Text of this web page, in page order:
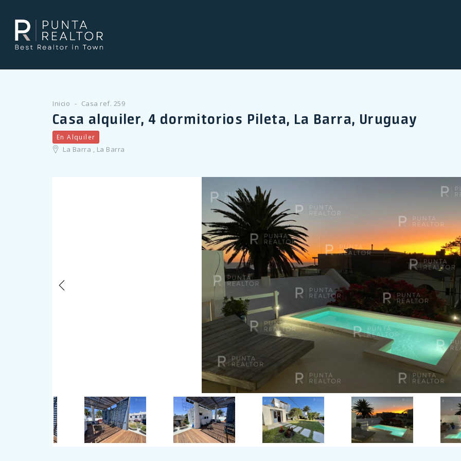
Inicio Casa ref. 259
Casa alquiler, 4 dormitorios Pileta, La Barra, Uruguay
En Alquiler
La Barra , La Barra